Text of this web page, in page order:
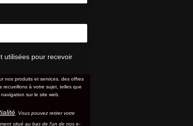
utilisées pour recevoir
nos produits et services, des offres
recueillons à votre sujet, telles que
sur le site web.
. Vous pouvez retirer votre
situé au bas de l'un de nos e-